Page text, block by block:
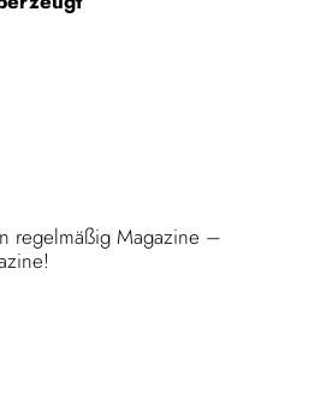
regelmäßig Magazine –